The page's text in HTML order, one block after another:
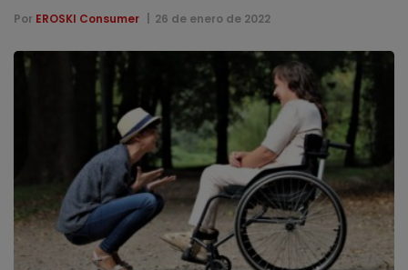
Por EROSKI Consumer 26 de enero de 2022